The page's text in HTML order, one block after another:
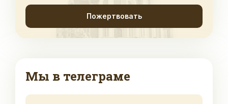
Пожертвовать
Мы в телеграме